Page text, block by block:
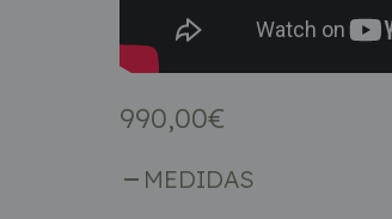
990,00€
MEDIDAS